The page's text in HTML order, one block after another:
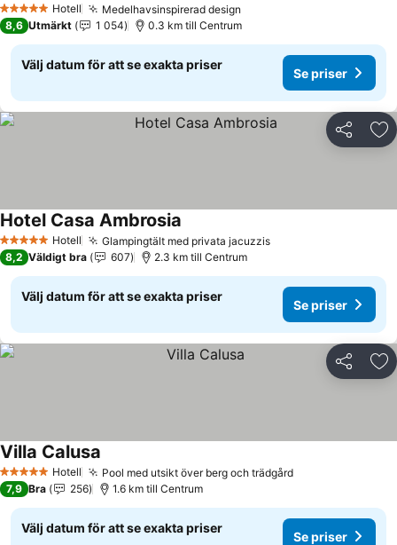
5 Stjärnor Hotell Medelhavsinspirerad design
8,6 Utmärkt 1 054 0.3 km till Centrum
Välj datum för att se exakta priser
Se priser
Dela
5 Stjärnor Hotell Glampingtält med privata jacuzzis
Hotel Casa Ambrosia
8,2 Väldigt bra 607 2.3 km till Centrum
Välj datum för att se exakta priser
Se priser
Dela
5 Stjärnor Hotell Pool med utsikt över berg och trädgård
Villa Calusa
7,9 Bra 256 1.6 km till Centrum
Välj datum för att se exakta priser
Se priser